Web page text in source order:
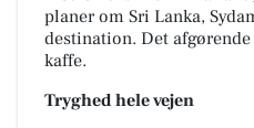
planer om Sri Lanka,
destination. Det
kaffe.
Tryghed hele vejen